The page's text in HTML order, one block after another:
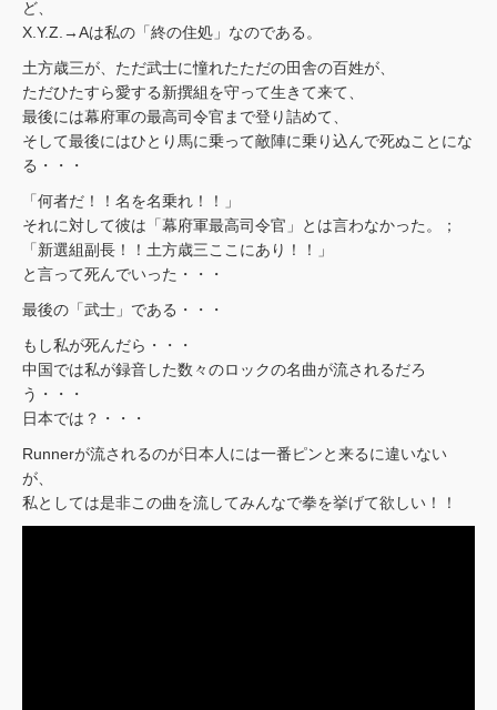
ど、
X.Y.Z.→Aは私の「終の住処」なのである。
土方歳三が、ただ武士に憧れたただの田舎の百姓が、
ただひたすら愛する新撰組を守って生きて来て、
最後には幕府軍の最高司令官まで登り詰めて、
そして最後にはひとり馬に乗って敵陣に乗り込んで死ぬことにな
る・・・
「何者だ！！名を名乗れ！！」
それに対して彼は「幕府軍最高司令官」とは言わなかった。；
「新選組副長！！土方歳三ここにあり！！」
と言って死んでいった・・・
最後の「武士」である・・・
もし私が死んだら・・・
中国では私が録音した数々のロックの名曲が流されるだろ
う・・・
日本では？・・・
Runnerが流されるのが日本人には一番ピンと来るに違いない
が、
私としては是非この曲を流してみんなで拳を挙げて欲しい！！